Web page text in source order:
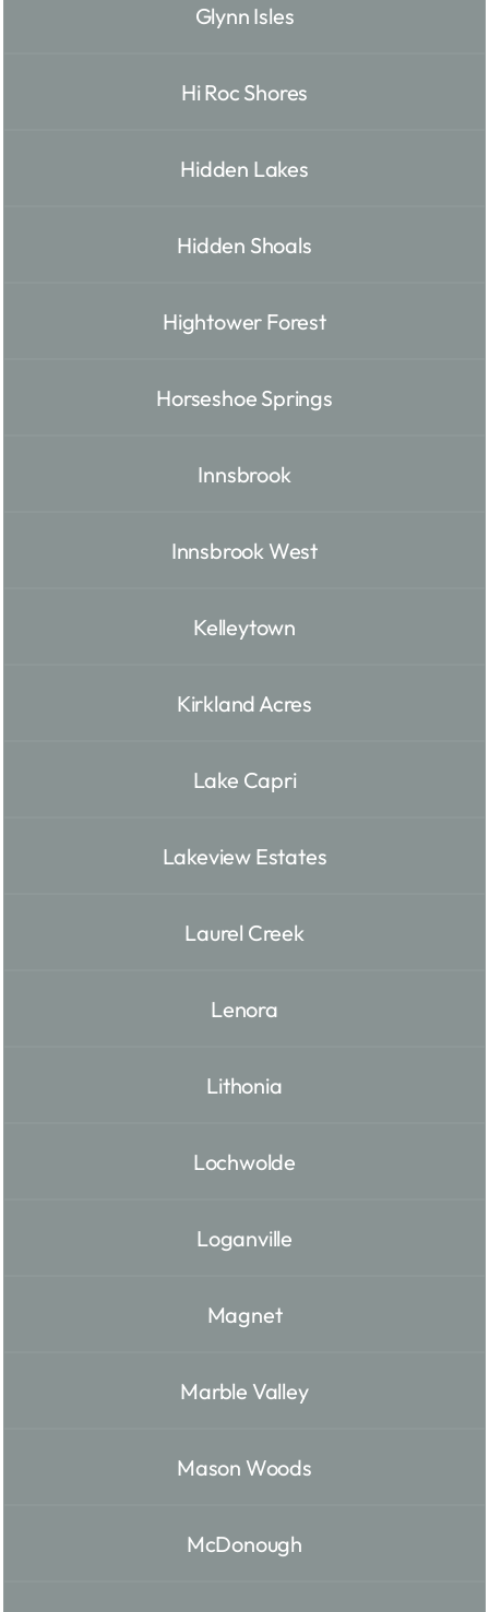
Glynn Isles
Hi Roc Shores
Hidden Lakes
Hidden Shoals
Hightower Forest
Horseshoe Springs
Innsbrook
Innsbrook West
Kelleytown
Kirkland Acres
Lake Capri
Lakeview Estates
Laurel Creek
Lenora
Lithonia
Lochwolde
Loganville
Magnet
Marble Valley
Mason Woods
McDonough